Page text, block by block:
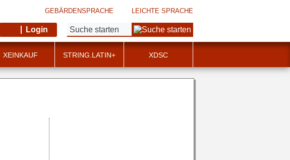
GEBÄRDENSPRACHE LEICHTE SPRACHE
Login Suche:
XEINKAUF STRING.LATIN+ XDSC